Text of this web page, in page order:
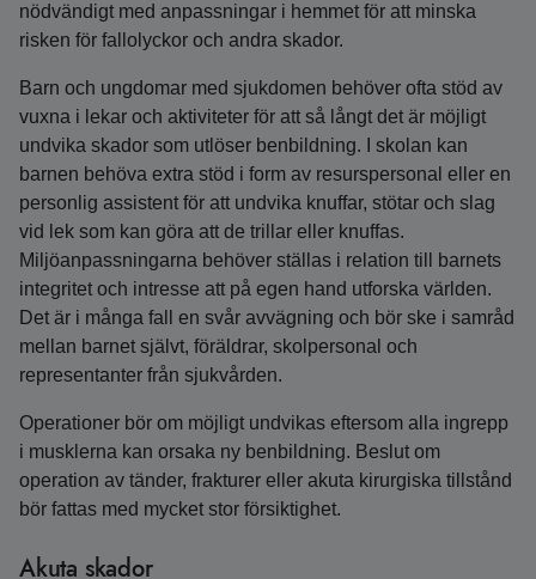
nödvändigt med anpassningar i hemmet för att minska
risken för fallolyckor och andra skador.
Barn och ungdomar med sjukdomen behöver ofta stöd av
vuxna i lekar och aktiviteter för att så långt det är möjligt
undvika skador som utlöser benbildning. I skolan kan
barnen behöva extra stöd i form av resurspersonal eller en
personlig assistent för att undvika knuffar, stötar och slag
vid lek som kan göra att de trillar eller knuffas.
Miljöanpassningarna behöver ställas i relation till barnets
integritet och intresse att på egen hand utforska världen.
Det är i många fall en svår avvägning och bör ske i samråd
mellan barnet självt, föräldrar, skolpersonal och
representanter från sjukvården.
Operationer bör om möjligt undvikas eftersom alla ingrepp
i musklerna kan orsaka ny benbildning. Beslut om
operation av tänder, frakturer eller akuta kirurgiska tillstånd
bör fattas med mycket stor försiktighet.
Akuta skador